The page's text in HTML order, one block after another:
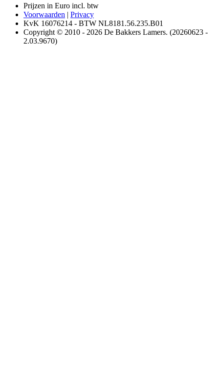
Prijzen in Euro incl. btw
Voorwaarden | Privacy
KvK 16076214 - BTW NL8181.56.235.B01
Copyright © 2010 - 2026 De Bakkers Lamers. (20260623 -
2.03.9670)